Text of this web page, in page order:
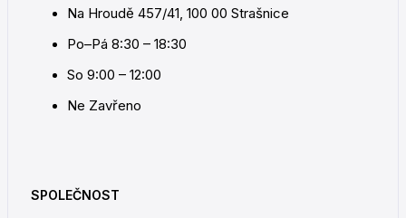
Na Hroudě 457/41, 100 00 Strašnice
Po–Pá 8:30 – 18:30
So 9:00 – 12:00
Ne Zavřeno
SPOLEČNOST